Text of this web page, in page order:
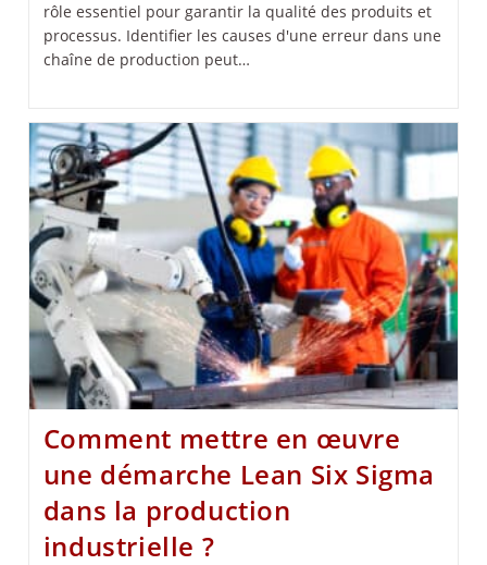
rôle essentiel pour garantir la qualité des produits et
processus. Identifier les causes d'une erreur dans une
chaîne de production peut…
Comment mettre en œuvre
une démarche Lean Six Sigma
dans la production
industrielle ?